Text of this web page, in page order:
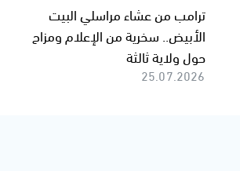
ترامب من عشاء مراسلي البيت
الأبيض.. سخرية من الإعلام ومزاح
حول ولاية ثالثة
25.07.2026